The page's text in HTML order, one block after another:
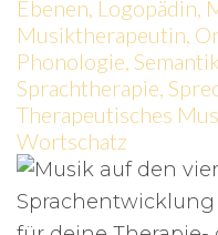
Ebenen, Logopädin,
Musiktherapeutin,
Phonologie, Semantik
Sprachtherapie,
Therapeutisches
Wortschatz